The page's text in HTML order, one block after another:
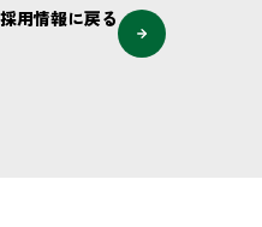
採用情報に戻る